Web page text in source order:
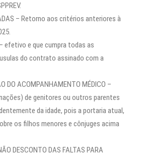
– Retorno aos critérios anteriores à
– efetivo e que cumpra todas as
do contrato assinado com a
DO ACOMPANHAMENTO MÉDICO –
de genitores ou outros parentes
da idade, pois a portaria atual,
os filhos menores e cônjuges acima
DESCONTO DAS FALTAS PARA